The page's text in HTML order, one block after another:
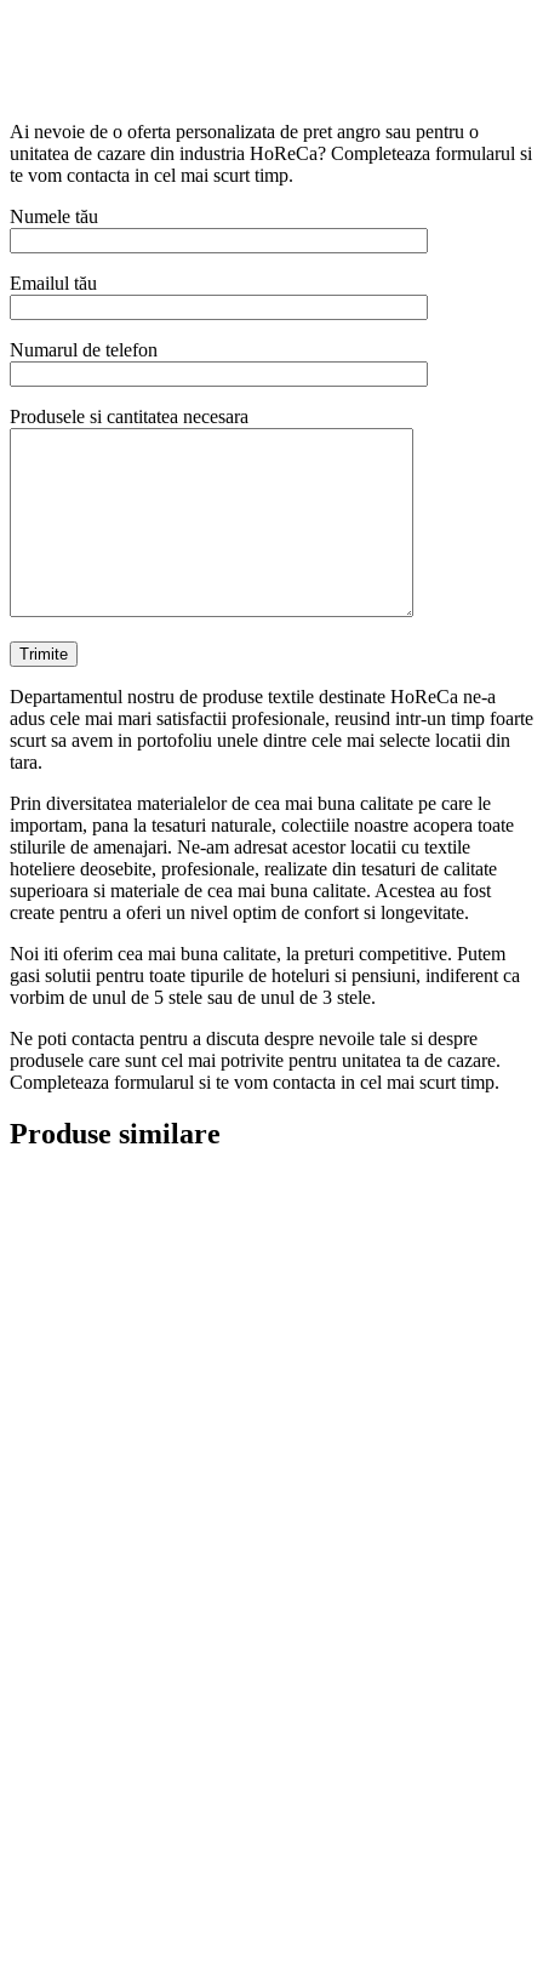
Ai nevoie de o oferta personalizata de pret angro sau pentru o
unitatea de cazare din industria HoReCa? Completeaza formularul si
te vom contacta in cel mai scurt timp.
Numele tău
Emailul tău
Numarul de telefon
Produsele si cantitatea necesara
Departamentul nostru de produse textile destinate HoReCa ne-a
adus cele mai mari satisfactii profesionale, reusind intr-un timp foarte
scurt sa avem in portofoliu unele dintre cele mai selecte locatii din
tara.
Prin diversitatea materialelor de cea mai buna calitate pe care le
importam, pana la tesaturi naturale, colectiile noastre acopera toate
stilurile de amenajari. Ne-am adresat acestor locatii cu textile
hoteliere deosebite, profesionale, realizate din tesaturi de calitate
superioara si materiale de cea mai buna calitate. Acestea au fost
create pentru a oferi un nivel optim de confort si longevitate.
Noi iti oferim cea mai buna calitate, la preturi competitive. Putem
gasi solutii pentru toate tipurile de hoteluri si pensiuni, indiferent ca
vorbim de unul de 5 stele sau de unul de 3 stele.
Ne poti contacta pentru a discuta despre nevoile tale si despre
produsele care sunt cel mai potrivite pentru unitatea ta de cazare.
Completeaza formularul si te vom contacta in cel mai scurt timp.
Produse similare